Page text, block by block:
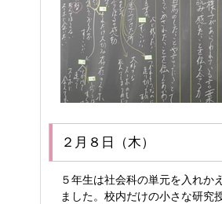
２月８日（木）
５年生は社会科の単元を入れか
ました。校内だけの小さな研究